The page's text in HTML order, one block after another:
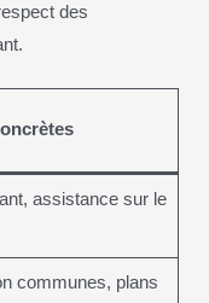
des
assistance sur le
communes, plans